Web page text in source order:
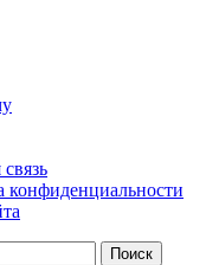
конфиденциальности
Поиск